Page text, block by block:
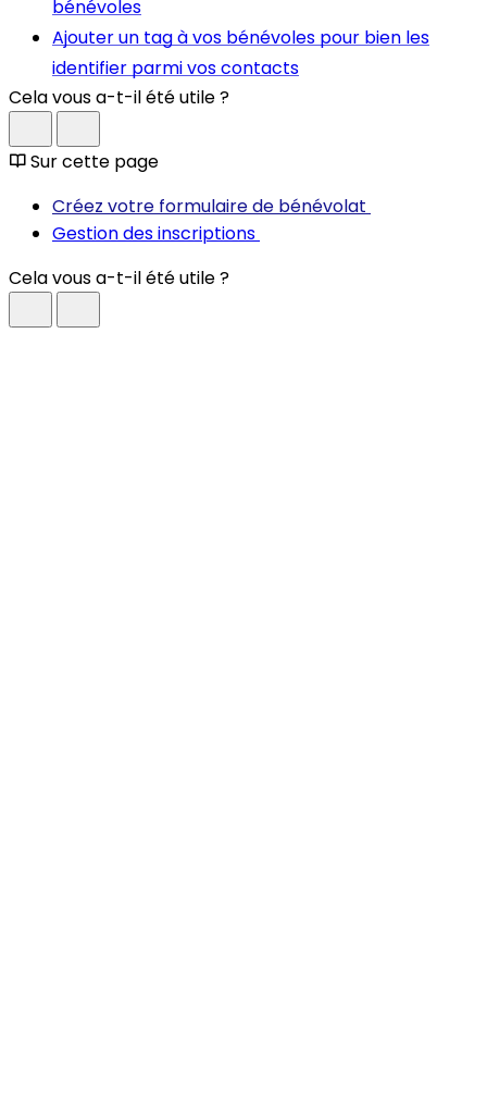
bénévoles
Ajouter un tag à vos bénévoles pour bien les
identifier parmi vos contacts
Cela vous a-t-il été utile ?
Sur cette page
Créez votre formulaire de bénévolat
Gestion des inscriptions
Cela vous a-t-il été utile ?